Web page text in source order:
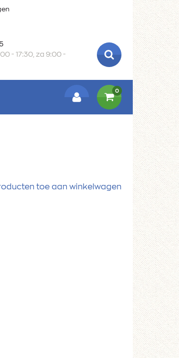
- 17:30, za 9:00 -
ZOEKEN
0
toe aan winkelwagen